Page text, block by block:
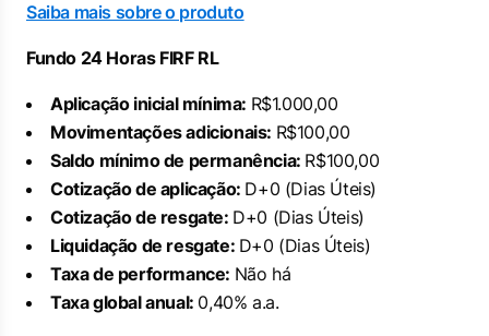
Saiba mais sobre o produto
Fundo 24 Horas FIRF RL
Aplicação inicial mínima: R$1.000,00
Movimentações adicionais: R$100,00
Saldo mínimo de permanência: R$100,00
Cotização de aplicação: D+0 (Dias Úteis)
Cotização de resgate: D+0 (Dias Úteis)
Liquidação de resgate: D+0 (Dias Úteis)
Taxa de performance: Não há
Taxa global anual: 0,40% a.a.